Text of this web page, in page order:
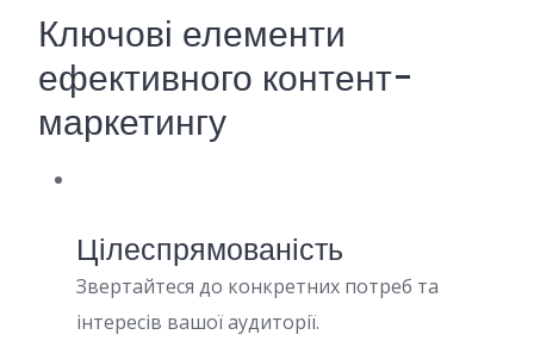
Ключові елементи
ефективного контент-
маркетингу
Цілеспрямованість
Звертайтеся до конкретних потреб та
інтересів вашої аудиторії.